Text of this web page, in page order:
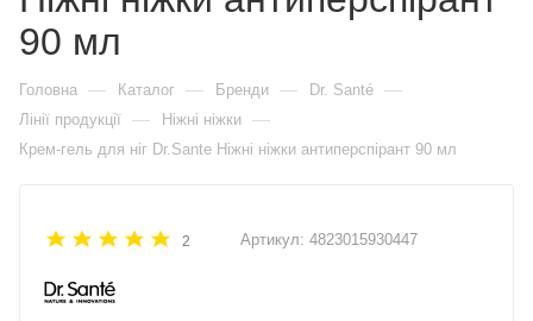
90 мл
Головна — Каталог — Бренди — Dr. Santé —
Лінії продукції — Ніжні ніжки —
Крем-гель для ніг Dr.Sante Ніжні ніжки антиперспірант 90 мл
2 Артикул: 4823015930447